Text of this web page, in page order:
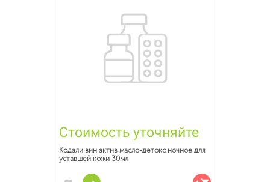
Стоимость уточняйте
Кодали вин актив масло-детокс ночное для
уставшей кожи 30мл